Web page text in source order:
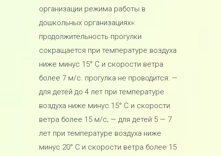
организации режима работы в
дошкольных организациях»:
продолжительность прогулки
сокращается при температуре воздуха
ниже минус 15° С и скорости ветра
более 7 м/с. прогулка не проводится: —
для детей до 4 лет при температуре
воздуха ниже минус 15° С и скорости
ветра более 15 м/с; — для детей 5 — 7
лет при температуре воздуха ниже
минус 20° С и скорости ветра более 15